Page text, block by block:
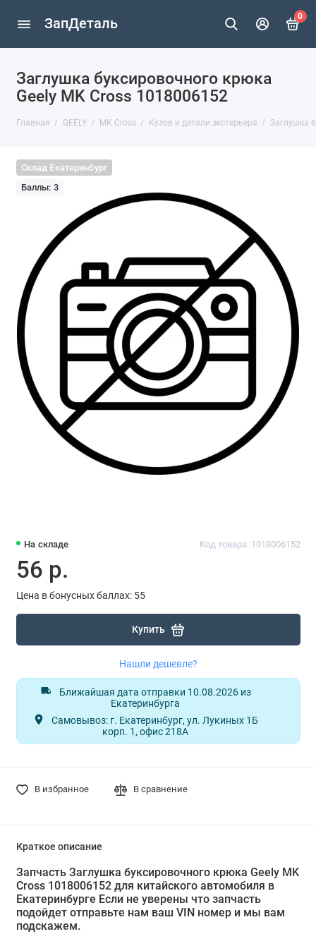
ЗапДеталь 0
Заглушка буксировочного крюка
Geely MK Cross 1018006152
Главная GEELY MK Cross Кузов и детали экстерьера Заглушка
Склад Екатеринбург
Баллы: 3
На складе Код товара: 1018006152
56 р.
Цена в бонусных баллах: 55
Купить
Нашли дешевле?
Ближайшая дата отправки 10.08.2026 из
Екатеринбурга
Самовывоз: г. Екатеринбург, ул. Лукиных 1Б
корп. 1, офис 218А
В избранное В сравнение
Краткое описание
Запчасть Заглушка буксировочного крюка Geely MK
Cross 1018006152 для китайского автомобиля в
Екатеринбурге Если не уверены что запчасть
подойдет отправьте нам ваш VIN номер и мы вам
подскажем.